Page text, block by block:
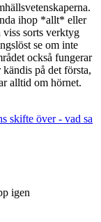
ihop *allt* eller
viss sorts verktyg
se om inte
också fungerar
på det första,
alltid om hörnet.
skifte över - vad sa
igen